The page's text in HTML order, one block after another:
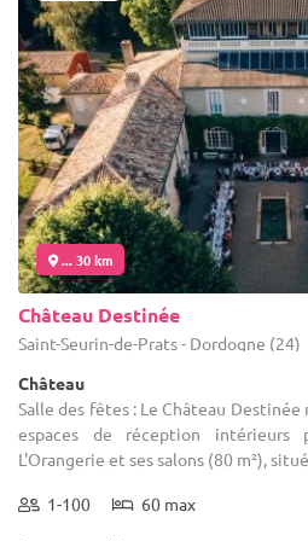
... 30 km
Château Destinée
Saint-Seurin-de-Prats - Dordogne (24)
Château
Salle des fêtes : Le Château
espaces de réception
L'Orangerie et ses salons (80 m²),
1-100 60 max